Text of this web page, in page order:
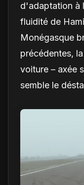
d'adaptation à
fluidité de
Monégasque
précédentes,
voiture – axée
semble le